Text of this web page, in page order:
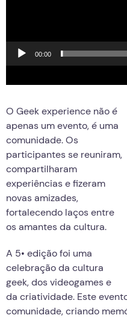
00:00
O Geek experience não é
apenas um evento, é uma
comunidade. Os
participantes se reuniram,
compartilharam
experiências e fizeram
novas amizades,
fortalecendo laços entre
os amantes da cultura.
A 5• edição foi uma
celebração da cultura
geek, dos videogames e
da criatividade. Este
comunidade, criando